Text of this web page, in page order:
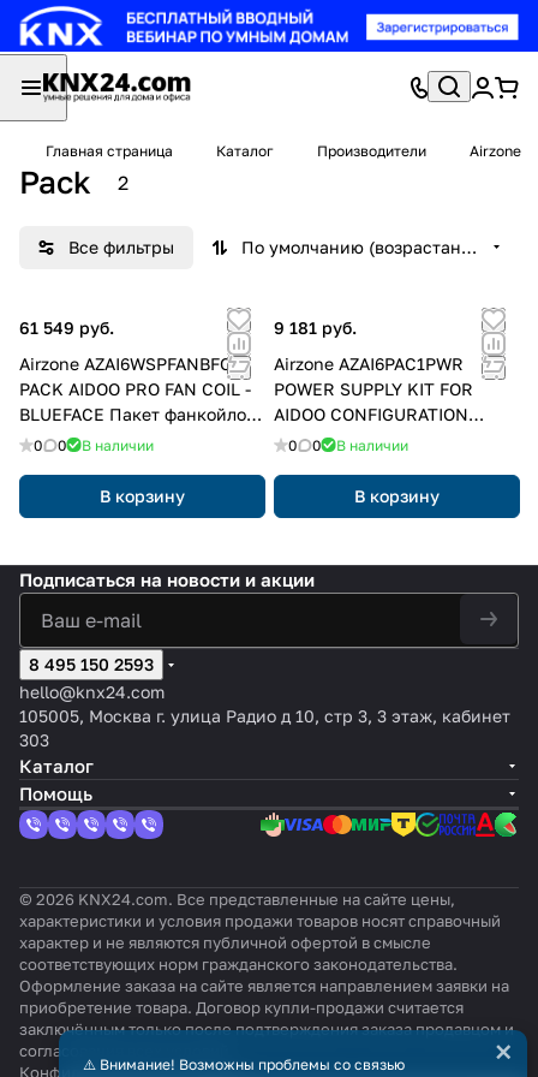
Главная страница Каталог Производители Airzone
Pack 2
Все фильтры По умолчанию (возрастание)
61 549 руб.
Airzone AZAI6WSPFANBFC
PACK AIDOO PRO FAN COIL -
BLUEFACE Пакет фанкойлов
Aidoo Pro для удаленного
фанкойлов из облака
0 0 В наличии
В корзину
9 181 руб.
Airzone AZAI6PAC1PWR
POWER SUPPLY KIT FOR
AIDOO CONFIGURATION
Комплект внешнего
конфигурации Aidoo перед
его интеграцией в
0 0 В наличии
В корзину
Подписаться на новости и акции
8 495 150 2593
hello@knx24.com
105005, Москва г. улица Радио д 10, стр 3, 3 этаж, кабинет
303
Каталог
Помощь
© 2026 KNX24.com. Все представленные на сайте цены,
характеристики и условия продажи товаров носят справочный
характер и не являются публичной офертой в смысле
соответствующих норм гражданского законодательства.
Оформление заказа на сайте является направлением заявки на
приобретение товара. Договор купли-продажи считается
заключённым только после подтверждения заказа продавцом и
согласования всех условий.
КонфиденциальностьОферта
⚠️ Внимание! Возможны проблемы со связью ×